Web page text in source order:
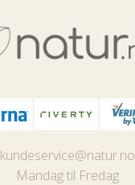
kundeservice@natur.no
Mandag til Fredag